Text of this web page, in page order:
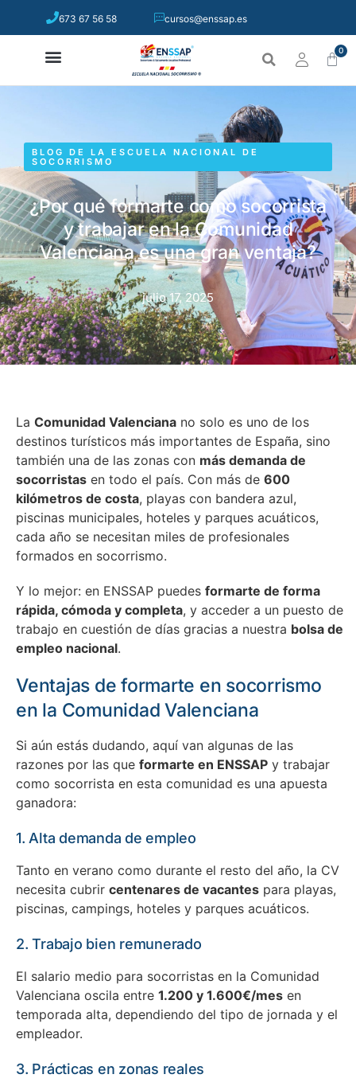
673 67 56 58 cursos@enssap.es
0
BLOG DE LA ESCUELA NACIONAL DE
SOCORRISMO
¿Por qué formarte como socorrista
y trabajar en la Comunidad
Valenciana es una gran ventaja?
julio 17, 2025
La Comunidad Valenciana no solo es uno de los
destinos turísticos más importantes de España, sino
también una de las zonas con más demanda de
socorristas en todo el país. Con más de 600
kilómetros de costa, playas con bandera azul,
piscinas municipales, hoteles y parques acuáticos,
cada año se necesitan miles de profesionales
formados en socorrismo.
Y lo mejor: en ENSSAP puedes formarte de forma
rápida, cómoda y completa, y acceder a un puesto de
trabajo en cuestión de días gracias a nuestra bolsa de
empleo nacional.
Ventajas de formarte en socorrismo
en la Comunidad Valenciana
Si aún estás dudando, aquí van algunas de las
razones por las que formarte en ENSSAP y trabajar
como socorrista en esta comunidad es una apuesta
ganadora:
1. Alta demanda de empleo
Tanto en verano como durante el resto del año, la CV
necesita cubrir centenares de vacantes para playas,
piscinas, campings, hoteles y parques acuáticos.
2. Trabajo bien remunerado
El salario medio para socorristas en la Comunidad
Valenciana oscila entre 1.200 y 1.600€/mes en
temporada alta, dependiendo del tipo de jornada y el
empleador.
3. Prácticas en zonas reales